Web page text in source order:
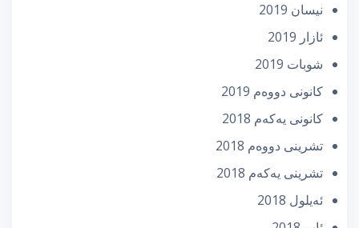
نیسان 2019
ئازار 2019
شوبات 2019
كانونی دووه‌م 2019
كانونی یه‌كه‌م 2018
تشرینی دووه‌م 2018
تشرینی یه‌كه‌م 2018
ئه‌یلول 2018